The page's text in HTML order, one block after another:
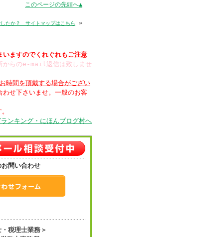
このページの先頭へ▲
したか？ サイトマップはこちら »
いますのでくれぐれもご注意
からのe-mail返信は致しませ
時間を頂戴する場合がござい
せ下さいませ。一般のお客
問い合わせ
税理士業務＞